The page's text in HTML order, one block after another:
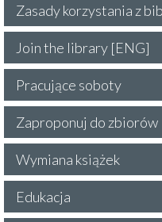
Zasady korzystania z
Join the library [ENG]
Pracujące soboty
Zaproponuj do zbiorów
Wymiana książek
Edukacja